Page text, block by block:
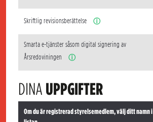
Skriftlig revisionsberättelse ⓘ
Smarta e-tjänster såsom digital signering av
Årsredoviningen
ⓘ
DINA UPPGIFTER
Om du är registrerad styrelsemedlem, välj ditt namn i